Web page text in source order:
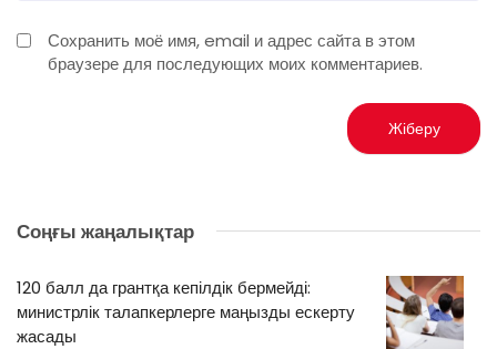
Сохранить моё имя, email и адрес сайта в этом
браузере для последующих моих комментариев.
Соңғы жаңалықтар
120 балл да грантқа кепілдік бермейді:
министрлік талапкерлерге маңызды ескерту
жасады